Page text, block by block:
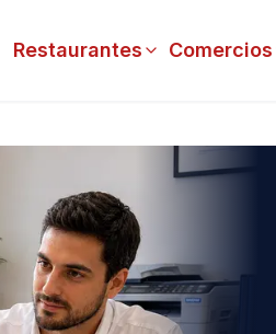
Restaurantes Comercios